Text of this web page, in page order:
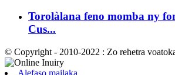
Torolàlana feno momba ny
Cus...
© Copyright - 2010-2022 : Zo rehetra
Alefaso mailaka